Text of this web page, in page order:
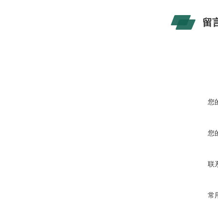
留
您
您
联
常